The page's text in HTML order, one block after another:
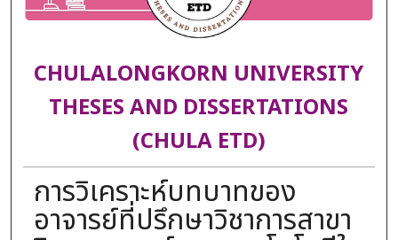
CHULALONGKORN UNIVERSITY
THESES AND DISSERTATIONS
(CHULA ETD)
การวิเคราะห์บทบาทของ
อาจารย์ที่ปรึกษาวิชาการสาขา